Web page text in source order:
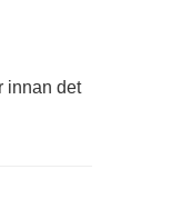
innan det